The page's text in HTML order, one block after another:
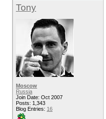
Tony
Moscow
Russia
Join Date: Oct 2007
Posts: 1,343
Blog Entries: 16